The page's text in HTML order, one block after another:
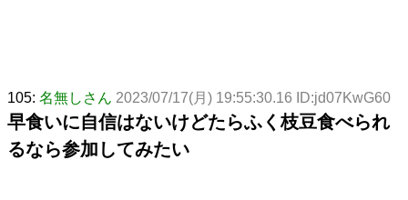
105: 名無しさん 2023/07/17(月) 19:55:30.16 ID:jd07KwG60
早食いに自信はないけどたらふく枝豆食べられ
るなら参加してみたい